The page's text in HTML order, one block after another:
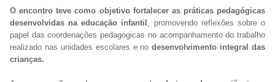
O encontro teve como objetivo fortalecer as práticas pedagógicas
desenvolvidas na educação infantil , promovendo reflexões sobre o
papel das coordenações pedagógicas no acompanhamento do trabalho
realizado nas unidades escolares e no desenvolvimento integral das
crianças.